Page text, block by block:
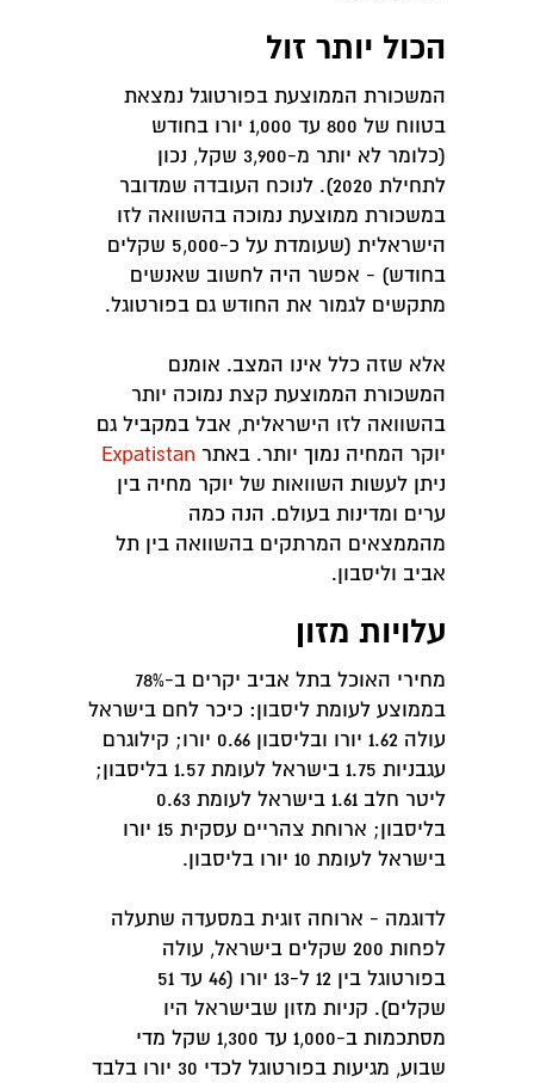
הכול יותר זול
המשכורת הממוצעת בפורטוגל נמצאת
בטווח של 800 עד 1,000 יורו בחודש
(כלומר לא יותר מ-3,900 שקל, נכון
לתחילת 2020). לנוכח העובדה שמדובר
במשכורת ממוצעת נמוכה בהשוואה לזו
הישראלית (שעומדת על כ-5,000 שקלים
בחודש) - אפשר היה לחשוב שאנשים
מתקשים לגמור את החודש גם בפורטוגל.
אלא שזה כלל אינו המצב. אומנם
המשכורת הממוצעת קצת נמוכה יותר
בהשוואה לזו הישראלית, אבל במקביל גם
יוקר המחיה נמוך יותר. באתר Expatistan
ניתן לעשות השוואות של יוקר מחיה בין
ערים ומדינות בעולם. הנה כמה
מהממצאים המרתקים בהשוואה בין תל
אביב וליסבון.
עלויות מזון
מחירי האוכל בתל אביב יקרים ב-78%
בממוצע לעומת ליסבון: כיכר לחם בישראל
עולה 1.62 יורו ובליסבון 0.66 יורו; קילוגרם
עגבניות 1.75 בישראל לעומת 1.57 בליסבון;
ליטר חלב 1.61 בישראל לעומת 0.63
בליסבון; ארוחת צהריים עסקית 15 יורו
בישראל לעומת 10 יורו בליסבון.
לדוגמה - ארוחה זוגית במסעדה שתעלה
לפחות 200 שקלים בישראל, עולה
בפורטוגל בין 12 ל-13 יורו (46 עד 51
שקלים). קניות מזון שבישראל היו
מסתכמות ב-1,000 עד 1,300 שקל מדי
שבוע, מגיעות בפורטוגל לכדי 30 יורו בלבד